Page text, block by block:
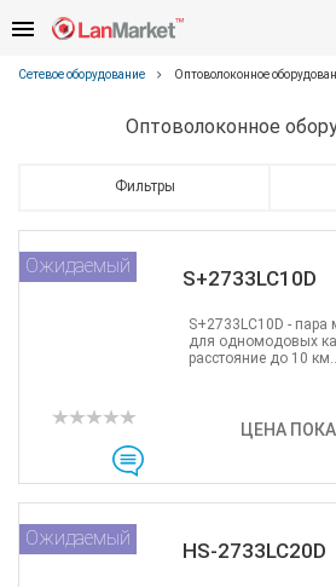
Сетевое оборудование Оптоволоконное
Оптоволоконное
Фильтры
S+2733LC10D
Ожидаемый
ЦЕНА
S+2733LC10D - пара
для одномодовых
расстояние до 10
HS-2733LC20D
Ожидаемый